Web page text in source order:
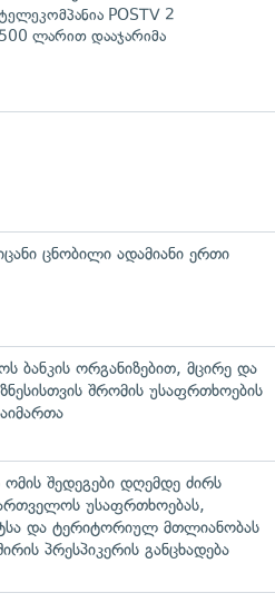
POSTV 2
500 ლარით დააჯარიმა
ცნობილი ადამიანი ერთი
ბანკის ორგანიზებით, მცირე და
შრომის უსაფრთხოების
შედეგები დღემდე ძირს
უსაფრთხოებას,
და ტერიტორიულ მთლიანობას
პრესპიკერის განცხადება